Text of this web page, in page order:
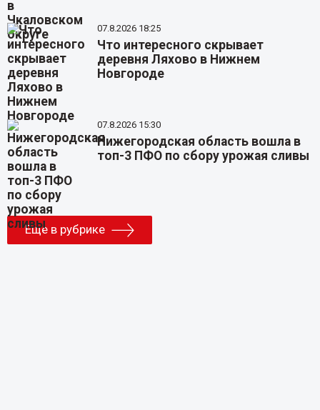
07.8.2026 18:25
Что интересного скрывает
деревня Ляхово в Нижнем
Новгороде
07.8.2026 15:30
Нижегородская область вошла в
топ-3 ПФО по сбору урожая сливы
Еще в рубрике